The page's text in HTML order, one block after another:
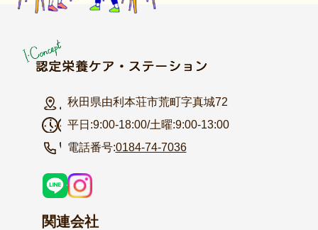
秋田県由利本荘市荒町字真城72
平日:9:00-18:00/土曜:9:00-13:00
電話番号:0184-74-7036
関連会社